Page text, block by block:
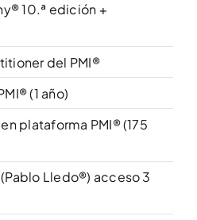
10.ª edición +
del PMI®
(1 año)
plataforma PMI® (175
Lledo®) acceso 3